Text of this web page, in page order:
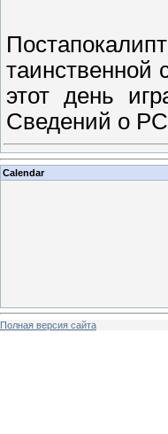
таинственной
этот день
Сведений о
Calendar
Полная версия сайта